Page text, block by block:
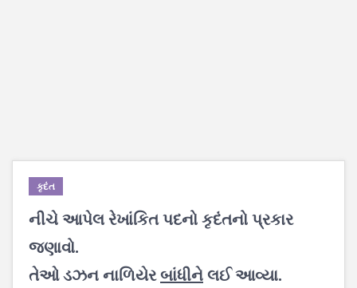
કૃદંત
નીચે આપેલ રેખાંકિત પદનો કૃદંતનો પ્રકાર
જણાવો.
તેઓ ડઝન નાળિયેરબાંધીનેલઈ આવ્યા.